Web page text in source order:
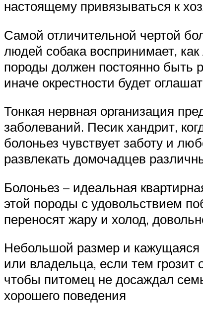
настоящему привязываться к
Самой отличительной чертой
людей собака воспринимает,
породы должен постоянно быть
иначе окрестности будет
Тонкая нервная организация
заболеваний. Песик хандрит,
болоньез чувствует заботу и
развлекать домочадцев
Болоньез – идеальная
этой породы с удовольствием
переносят жару и холод,
Небольшой размер и кажущаяся
или владельца, если тем грозит
чтобы питомец не досаждал
хорошего поведения